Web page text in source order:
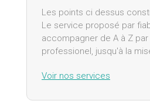
Les points ci dessus
Le service proposé par
accompagner de A à Z
professionel, jusqu'à la
Voir nos services